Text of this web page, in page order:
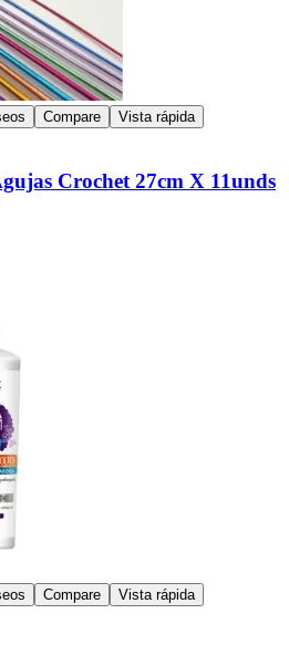
Compare Vista rápida
Crochet 27cm X 11unds
Compare Vista rápida